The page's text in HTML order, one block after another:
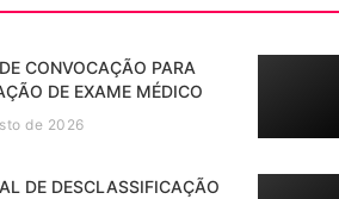
CONVOCAÇÃO PARA
DE EXAME MÉDICO
de 2026
DE DESCLASSIFICAÇÃO